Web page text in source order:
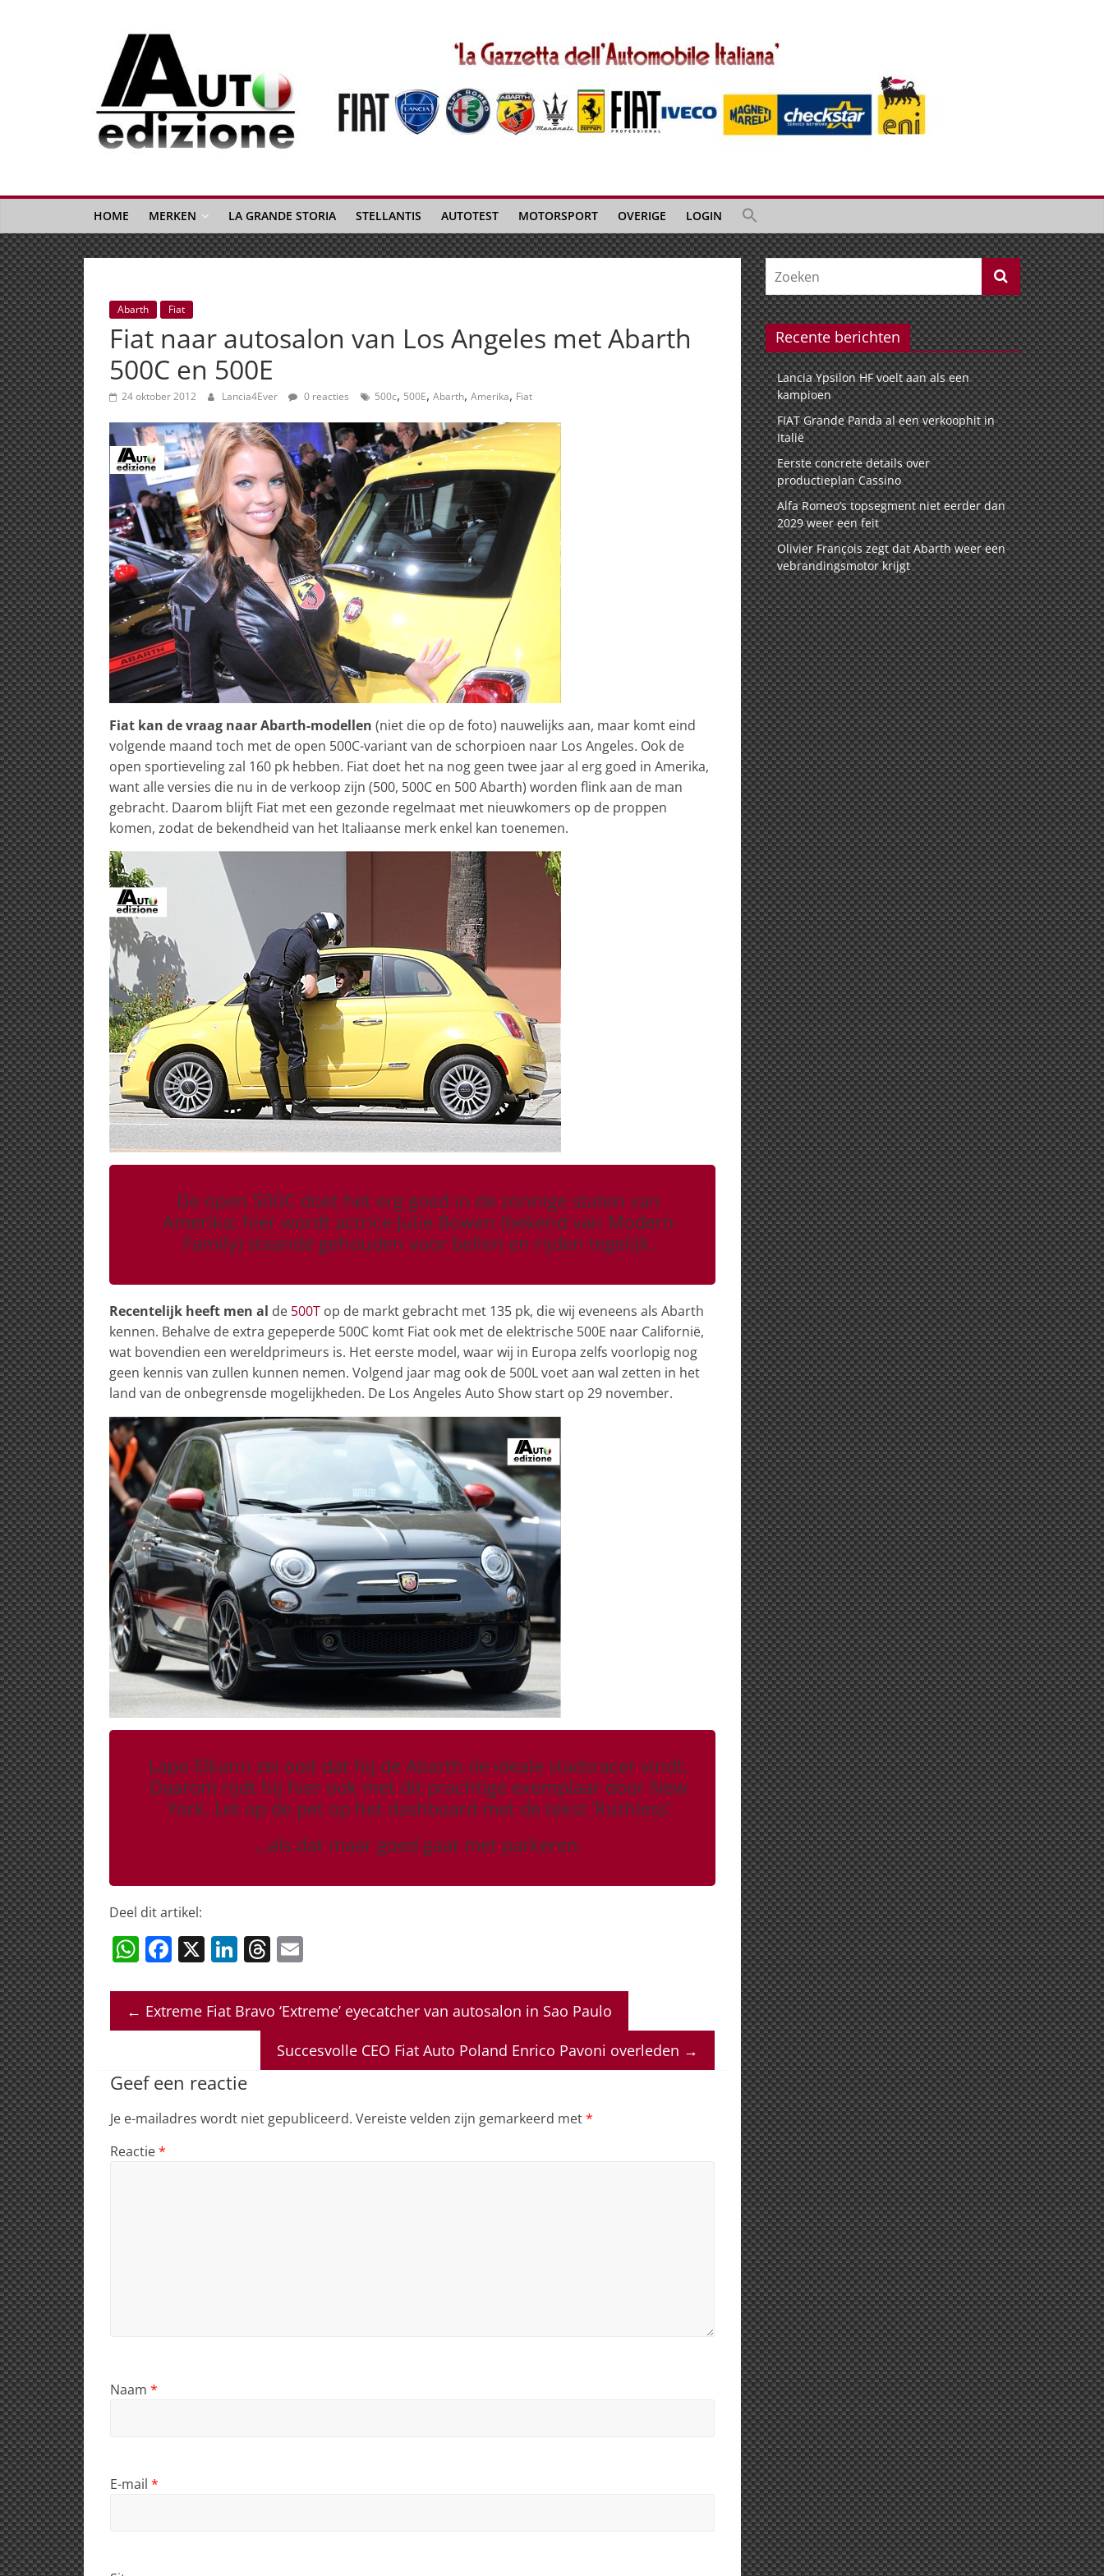
Auto
Edizione
La
Gazetta
dell'Automobile
Italiana
|
Italiaans
autonieuws
&
lifestyle
HOME MERKEN LA GRANDE STORIA STELLANTIS AUTOTEST MOTORSPORT OVERIGE LOGIN
Abarth Fiat
Fiat naar autosalon van Los Angeles met Abarth
500C en 500E
24 oktober 2012 Lancia4Ever 0 reacties 500c, 500E, Abarth, Amerika, Fiat
Fiat kan de vraag naar Abarth-modellen (niet die op de foto) nauwelijks aan, maar komt eind
volgende maand toch met de open 500C-variant van de schorpioen naar Los Angeles. Ook de
open sportieveling zal 160 pk hebben. Fiat doet het na nog geen twee jaar al erg goed in Amerika,
want alle versies die nu in de verkoop zijn (500, 500C en 500 Abarth) worden flink aan de man
gebracht. Daarom blijft Fiat met een gezonde regelmaat met nieuwkomers op de proppen
komen, zodat de bekendheid van het Italiaanse merk enkel kan toenemen.
De open 500C doet het erg goed in de zonnige staten van
Amerika; hier wordt actrice Julie Bowen (bekend van Modern
Family) staande gehouden voor bellen en rijden tegelijk.
Recentelijk heeft men al de 500T op de markt gebracht met 135 pk, die wij eveneens als Abarth
kennen. Behalve de extra gepeperde 500C komt Fiat ook met de elektrische 500E naar Californië,
wat bovendien een wereldprimeurs is. Het eerste model, waar wij in Europa zelfs voorlopig nog
geen kennis van zullen kunnen nemen. Volgend jaar mag ook de 500L voet aan wal zetten in het
land van de onbegrensde mogelijkheden. De Los Angeles Auto Show start op 29 november.
Lapo Elkann zei ooit dat hij de Abarth de ideale stadsracer vindt.
Daarom rijdt hij hier ook met dit prachtige exemplaar door New
York. Let op de pet op het dashboard met de tekst ‘Ruthless’
…als dat maar goed gaat met parkeren.
Deel dit artikel:
W
at
s
p
F
c
e
o
o
k
X Li
k
e
n
T
re
a
d
s
ai
l
← Extreme Fiat Bravo ‘Extreme’ eyecatcher van autosalon in Sao Paulo
Succesvolle CEO Fiat Auto Poland Enrico Pavoni overleden →
Geef een reactie
Je e-mailadres wordt niet gepubliceerd. Vereiste velden zijn gemarkeerd met*
Reactie*
Naam *
E-mail *
Recente berichten
Lancia Ypsilon HF voelt aan als een
kampioen
FIAT Grande Panda al een verkoophit in
Italië
Eerste concrete details over
productieplan Cassino
Alfa Romeo’s topsegment niet eerder dan
2029 weer een feit
Olivier François zegt dat Abarth weer een
vebrandingsmotor krijgt